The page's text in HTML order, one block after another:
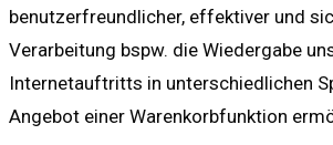
benutzerfreundlicher, effektiver und
Verarbeitung bspw. die Wiedergabe
Internetauftritts in unterschiedlichen
Angebot einer Warenkorbfunktion